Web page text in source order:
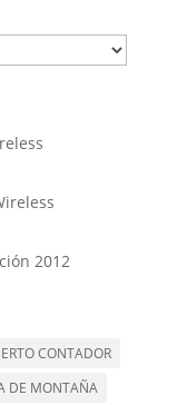
2012
CONTADOR
DE MONTAÑA